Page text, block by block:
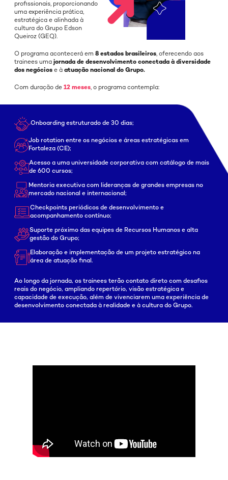
profissionais, proporcionando
uma experiência prática,
estratégica e alinhada à
cultura do Grupo Edson
Queiroz (GEQ).
O programa acontecerá em 8 estados brasileiros, oferecendo aos
trainees uma jornada de desenvolvimento conectada à diversidade
dos negócios e à atuação nacional do Grupo.
Com duração de 12 meses, o programa contempla:
Onboarding estruturado de 30 dias;
Job rotation entre os negócios e áreas estratégicas em
Fortaleza (CE);
Acesso a uma universidade corporativa com catálogo de mais
de 600 cursos;
Mentoria executiva com lideranças de grandes empresas no
mercado nacional e internacional;
Checkpoints periódicos de desenvolvimento e
acompanhamento contínuo;
Suporte próximo das equipes de Recursos Humanos e alta
gestão do Grupo;
Elaboração e implementação de um projeto estratégico na
área de atuação final.
Ao longo da jornada, os trainees terão contato direto com desafios
reais do negócio, ampliando repertório, visão estratégica e
capacidade de execução, além de vivenciarem uma experiência de
desenvolvimento conectada à realidade e à cultura do Grupo.